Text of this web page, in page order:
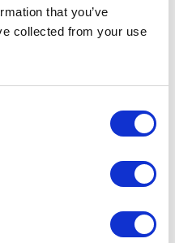
that you’ve
collected from your use
de Rimadesio
satisfechos con los
Este éxito es fruto de
en una cadena de
seleccionada y una
Nuestra
un control directo
nos ha